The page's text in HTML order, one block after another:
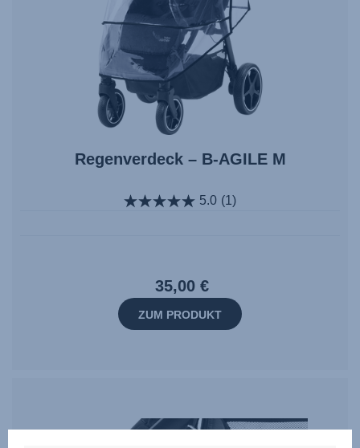
Regenverdeck – B-AGILE M
5.0 (1)
35,00 €
ZUM PRODUKT